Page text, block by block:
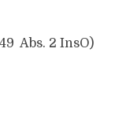
Abs. 2 InsO)